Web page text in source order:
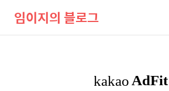
임이지의 블로그